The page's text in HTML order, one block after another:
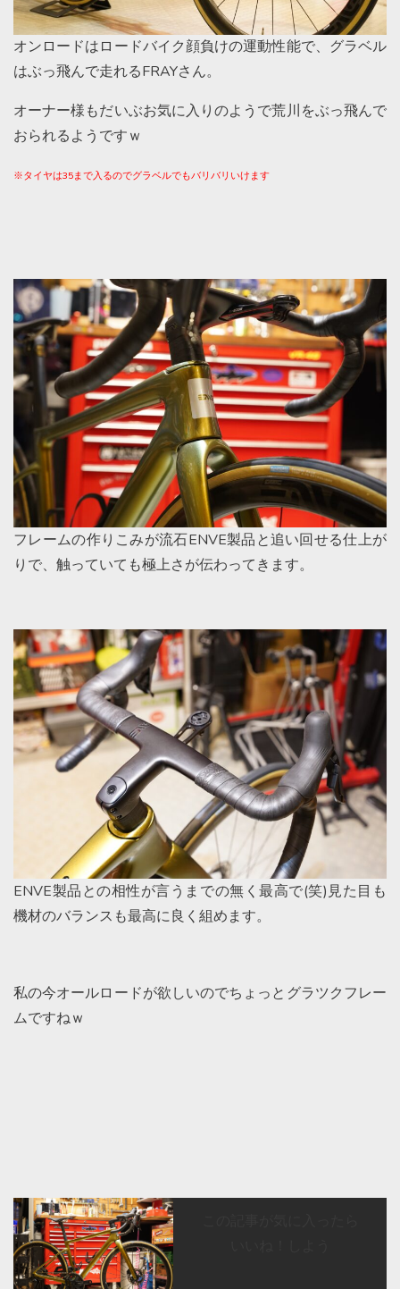
オンロードはロードバイク顔負けの運動性能で、グラベル
はぶっ飛んで走れるFRAYさん。
オーナー様もだいぶお気に入りのようで荒川をぶっ飛んで
おられるようですｗ
※タイヤは35まで入るのでグラベルでもバリバリいけます
フレームの作りこみが流石ENVE製品と追い回せる仕上が
りで、触っていても極上さが伝わってきます。
ENVE製品との相性が言うまでの無く最高で(笑)見た目も
機材のバランスも最高に良く組めます。
私の今オールロードが欲しいのでちょっとグラツクフレー
ムですねｗ